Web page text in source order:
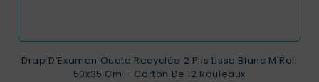
Drap D’Examen Ouate Recyclée 2 Plis Lisse Blanc M'Roll
50x35 Cm – Carton De 12 Rouleaux